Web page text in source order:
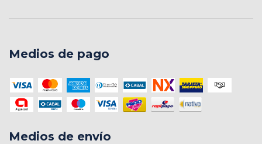
Medios de pago
Medios de envío